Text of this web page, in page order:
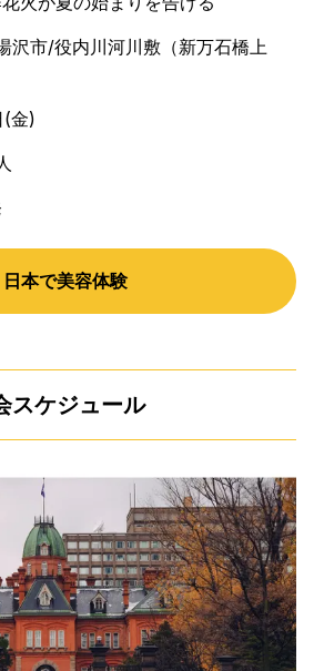
沢市/役内川河川敷（新万石橋上
(金)
日本で美容体験
スケジュール